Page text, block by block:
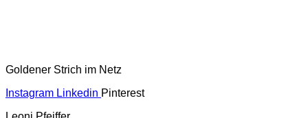
Goldener Strich im Netz
Instagram Linkedin Pinterest